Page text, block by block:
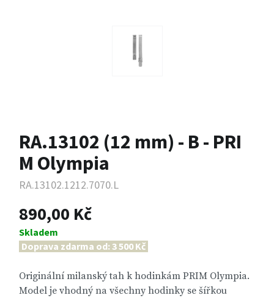
RA.13102 (12 mm) - B - PRI
M Olympia
RA.13102.1212.7070.L
890,00 Kč
Skladem
Doprava zdarma od: 3 500 Kč
Originální milanský tah k hodinkám PRIM Olympia.
Model je vhodný na všechny hodinky se šířkou